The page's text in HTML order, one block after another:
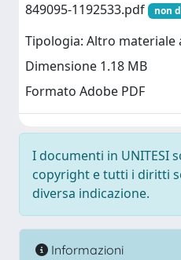
849095-1192533.pdf
non
Tipologia: Altro materiale
Dimensione 1.18 MB
Formato Adobe PDF
I documenti in UNITESI
copyright e tutti i diritti
diversa indicazione.
Informazioni